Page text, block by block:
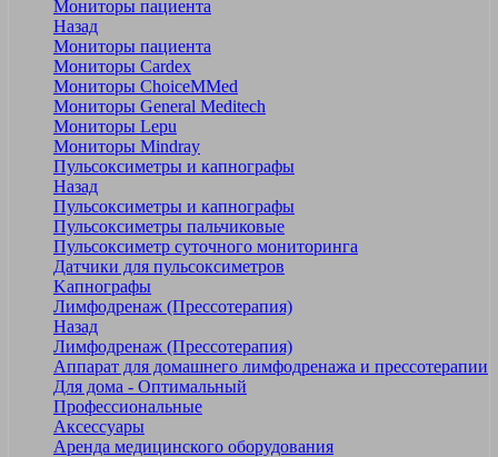
Мониторы пациента
Назад
Мониторы пациента
Мониторы Cardex
Мониторы ChoiceMMed
Мониторы General Meditech
Мониторы Lepu
Мониторы Mindray
Пульсоксиметры и капнографы
Назад
Пульсоксиметры и капнографы
Пульсоксиметры пальчиковые
Пульсоксиметр суточного мониторинга
Датчики для пульсоксиметров
Kапнографы
Лимфодренаж (Прессотерапия)
Назад
Лимфодренаж (Прессотерапия)
Аппарат для домашнего лимфодренажа и прессотерапии
Для дома - Оптимальный
Профессиональные
Аксессуары
Аренда медицинского оборудования